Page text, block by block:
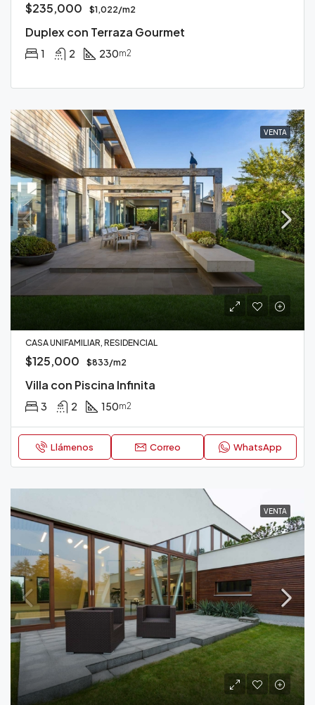
$235,000 $1,022/m2
Duplex con Terraza Gourmet
1 2 230m2
VENTA
CASA UNIFAMILIAR, RESIDENCIAL
$125,000 $833/m2
Villa con Piscina Infinita
3 2 150m2
Llámenos Correo WhatsApp
VENTA